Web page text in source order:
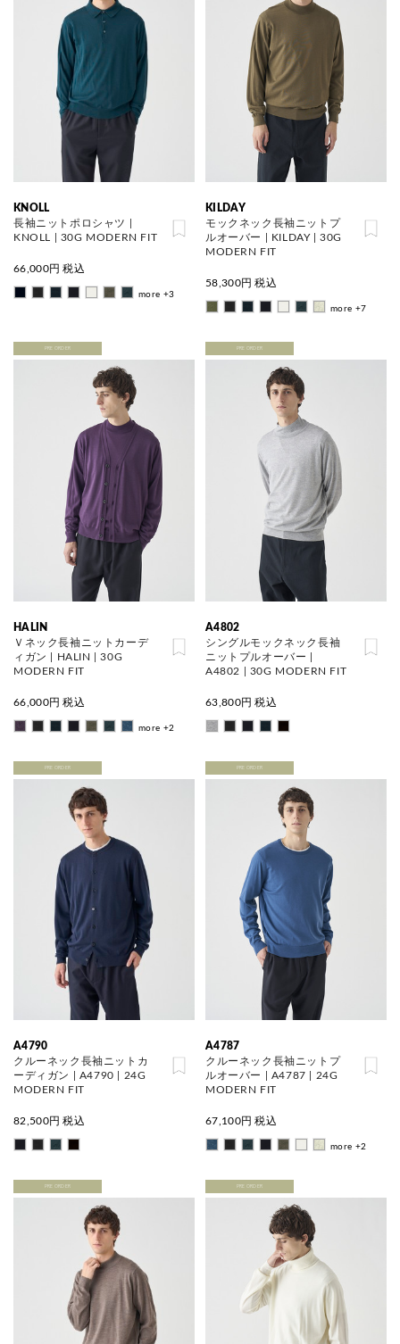
KNOLL
長袖ニットポロシャツ |
KNOLL | 30G MODERN FIT
66,000円 税込
more +3
KILDAY
モックネック長袖ニットプ
ルオーバー | KILDAY | 30G
MODERN FIT
58,300円 税込
more +7
PRE ORDER
HALIN
Ｖネック長袖ニットカーデ
ィガン | HALIN | 30G
MODERN FIT
66,000円 税込
more +2
PRE ORDER
A4802
シングルモックネック長袖
ニットプルオーバー |
A4802 | 30G MODERN FIT
63,800円 税込
PRE ORDER
A4790
クルーネック長袖ニットカ
ーディガン | A4790 | 24G
MODERN FIT
82,500円 税込
PRE ORDER
A4787
クルーネック長袖ニットプ
ルオーバー | A4787 | 24G
MODERN FIT
67,100円 税込
more +2
PRE ORDER PRE ORDER